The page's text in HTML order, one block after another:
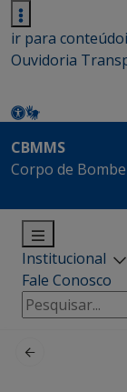
ir para conteúdo
Ouvidoria
CBMMS
Corpo de
Institucional
Fale Conosco
Pesquisar
por: